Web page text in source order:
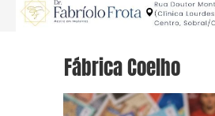
Fábrica Coelho